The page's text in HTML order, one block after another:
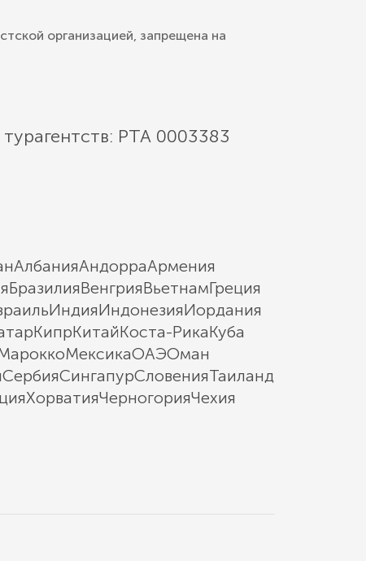
организацией, запрещена на
РТА 0003383
АлбанияАндорраАрмения
БразилияВенгрияВьетнамГреция
ИндияИндонезияИордания
КипрКитайКоста-РикаКуба
МексикаОАЭОман
СербияСингапурСловенияТаиланд
ХорватияЧерногорияЧехия